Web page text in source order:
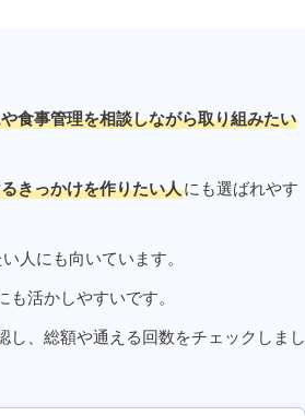
食事管理を相談しながら取り組みたい
きっかけを作りたい人にも選ばれやす
人にも向いています。
活かしやすいです。
、総額や通える回数をチェックしまし